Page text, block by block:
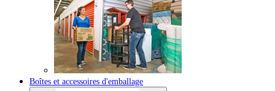
Boîtes et accessoires d'emballage